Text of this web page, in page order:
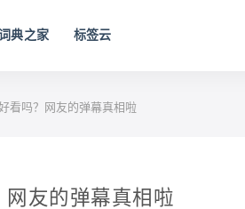
典之家 标签云
看吗？网友的弹幕真相啦
网友的弹幕真相啦